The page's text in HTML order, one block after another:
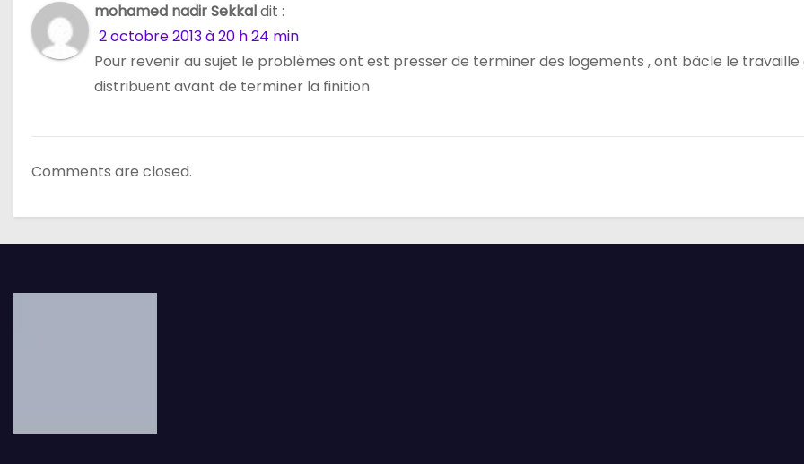
d
e
’
a
r
t
i
mohamed nadir Sekkaldit :
2 octobre 2013 à 20 h 24 min
Pour revenir au sujet le problèmes ont est presser de terminer des logements , ont bâcle le
distribuent avant de terminer la finition
Comments are closed.